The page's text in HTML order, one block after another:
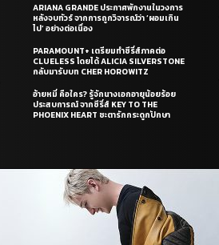
ARIANA GRANDE ประกาศพักงานในวงการ
หลังจบทัวร์ จากการถูกวิจารณ์ว่า ‘ผอมเกิน
ไป’ อย่างต่อเนื่อง
PARAMOUNT+ เตรียมทำซีรี่ส์ภาคต่อ
CLUELESS โดยได้ ALICIA SILVERSTONE
กลับมารับบท CHER HOROWITZ
อ้ายหมี่ คือใคร? รู้จักนางเอกอายุน้อยร้อย
ประสบการณ์ จากซีรี่ส์ KEY TO THE
PHOENIX HEART ชะตารักกระดูกปักษา